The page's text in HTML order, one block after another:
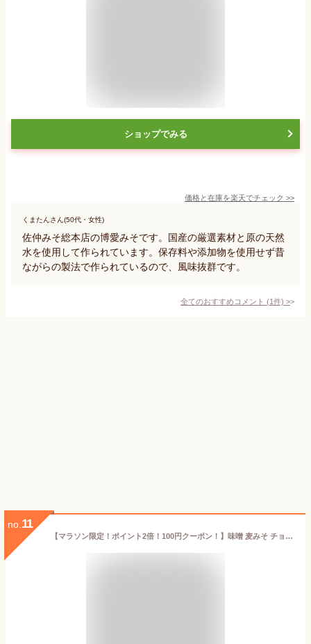
ショップでみる
価格と在庫を楽天でチェック >>
くまたんさん(50代・女性)
佐仲みそ総本店の博愛みそです。国産の厳選素材と原の天然
水を使用して作られています。保存料や添加物を使用せず昔
ながらの製法で作られているので、風味抜群です。
全てのおすすめコメント (1件) >
no. 11
【マラソン限定！ポイント2倍！100円クーポン！】味噌 麦みそ チョーコー醤油 長崎麦みそ カップ 750g 3個セット 送料無料